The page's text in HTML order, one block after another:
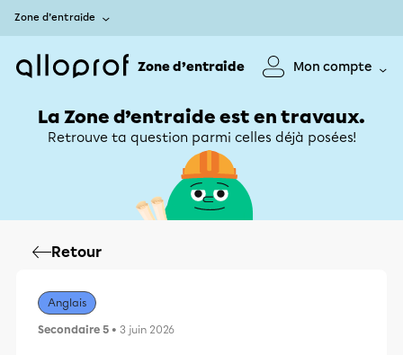
Zone d’entraide
Zone d’entraide Mon compte
La Zone d’entraide est en travaux.
Retrouve ta question parmi celles déjà posées!
Retour
Anglais
Secondaire 5 • 3 juin 2026